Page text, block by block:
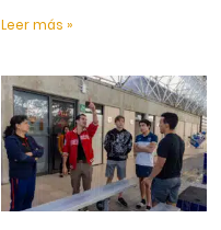
Leer más »